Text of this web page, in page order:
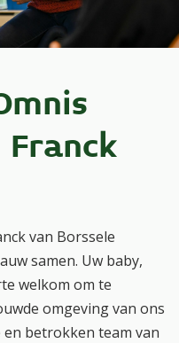
van Borssele
samen. Uw baby,
welkom om te
omgeving van ons
betrokken team van